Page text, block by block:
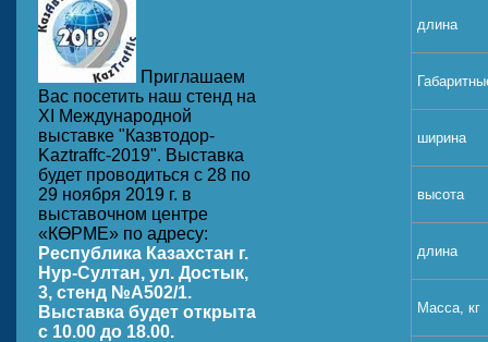
Приглашаем
Вас посетить наш стенд на
ХI Международной
выставке "Казвтодор-
Kaztraffc-2019". Выставка
будет проводиться с 28 по
29 ноября 2019 г. в
выставочном центре
«КӨРМЕ» по адресу:
Республика Казахстан г.
Нур-Султан, ул. Достык,
3, стенд №A502/1.
Выставка будет открыта
с 10.00 до 18.00.
длина
ширина
высота
длина
Масса, кг